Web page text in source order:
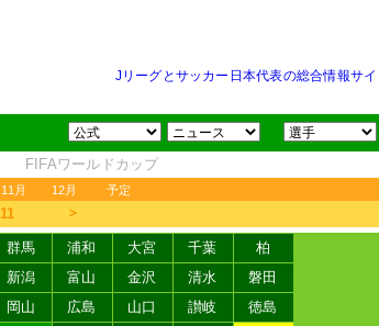
Jリーグとサッカー日本代表の総合情報サ
FIFAワールドカップ
11月 12月 予定
11 ＞
群馬 浦和 大宮 千葉
柏
新潟 富山 金沢 清水
磐田
岡山 広島 山口 讃岐
徳島